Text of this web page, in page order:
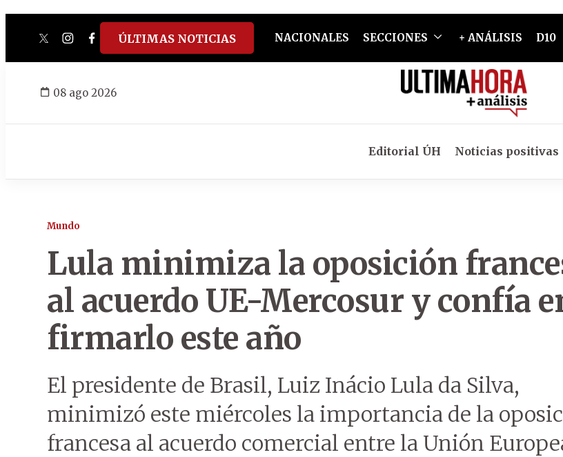
twitterinstagram
facebook
tiktokyoutube
spotify
ÚLTIMAS NOTICIAS NACIONALES SECCIONES + ANÁLISIS D10
08 ago 2026
Editorial ÚH Noticias positivas
Mundo
Lula minimiza la oposición
al acuerdo UE-Mercosur y confía
firmarlo este año
El presidente de Brasil, Luiz Inácio Lula da Silva,
minimizó este miércoles la importancia de la
francesa al acuerdo comercial entre la Unión